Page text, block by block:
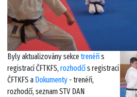
Byly aktualizovány sekcetrenéřis
registrací ČFTKFS, rozhodčís registrací
ČFTKFS a Dokumenty - trenéři,
rozhodčí, seznam STV DAN